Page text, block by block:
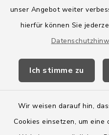
unser Angebot weiter
hierfür können Sie
Ich stimme zu
Wir weisen darauf hin,
Cookies einsetzen, um
Amt Boostedt-Rickling
Amtsbroschüre
Wege-Zweckverband